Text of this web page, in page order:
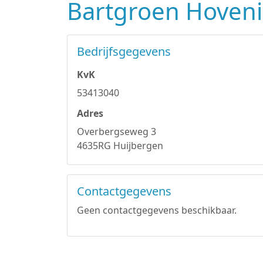
Bartgroen
Bedrijfsgegevens
KvK
53413040
Adres
Overbergseweg 3
4635RG Huijbergen
Contactgegevens
Geen contactgegevens beschikbaar.